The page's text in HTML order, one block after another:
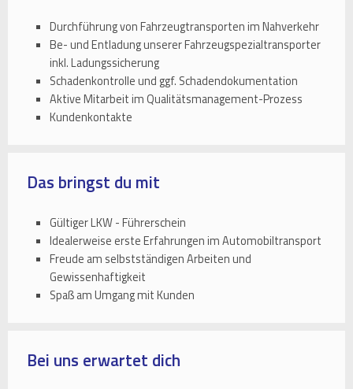
Durchführung von Fahrzeugtransporten im Nahverkehr
Be- und Entladung unserer Fahrzeugspezialtransporter
inkl. Ladungssicherung
Schadenkontrolle und ggf. Schadendokumentation
Aktive Mitarbeit im Qualitätsmanagement-Prozess
Kundenkontakte
Das bringst du mit
Gültiger LKW - Führerschein
Idealerweise erste Erfahrungen im Automobiltransport
Freude am selbstständigen Arbeiten und
Gewissenhaftigkeit
Spaß am Umgang mit Kunden
Bei uns erwartet dich